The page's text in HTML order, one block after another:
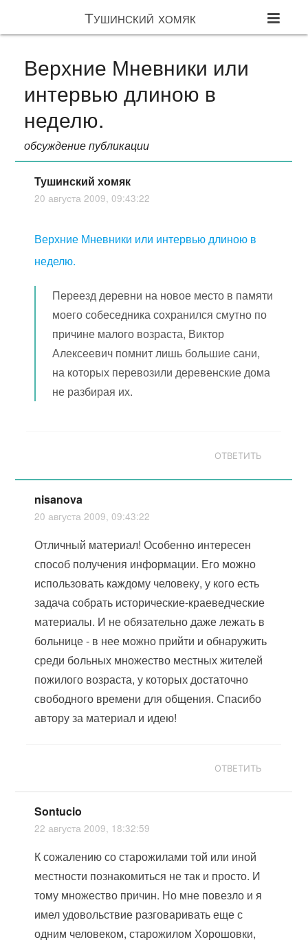
Тушинский хомяк
Верхние Мневники или
интервью длиною в
неделю.
обсуждение публикации
Тушинский хомяк
20 августа 2009, 09:43:22
Верхние Мневники или интервью длиною в
неделю.
Переезд деревни на новое место в памяти
моего собеседника сохранился смутно по
причине малого возраста, Виктор
Алексеевич помнит лишь большие сани,
на которых перевозили деревенские дома
не разбирая их.
ОТВЕТИТЬ
nisanova
20 августа 2009, 09:43:22
Отличный материал! Особенно интересен
способ получения информации. Его можно
использовать каждому человеку, у кого есть
задача собрать исторические-краеведческие
материалы. И не обязательно даже лежать в
больнице - в нее можно прийти и обнаружить
среди больных множество местных жителей
пожилого возраста, у которых достаточно
свободного времени для общения. Спасибо
автору за материал и идею!
ОТВЕТИТЬ
Sontucio
22 августа 2009, 18:32:59
К сожалению со старожилами той или иной
местности познакомиться не так и просто. И
тому множество причин. Но мне повезло и я
имел удовольствие разговаривать еще с
одним человеком, старожилом Хорошовки,